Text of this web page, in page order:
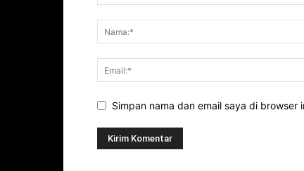
Simpan nama dan email saya di